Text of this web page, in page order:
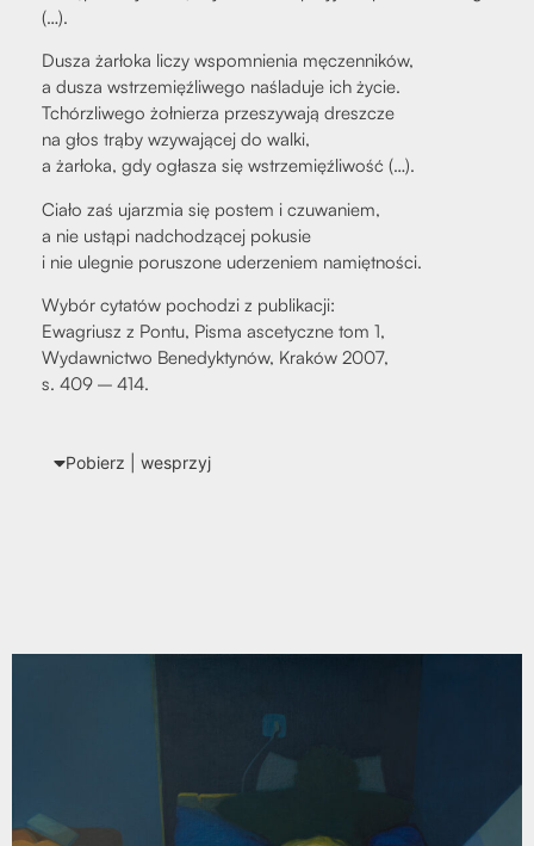
(…).
Dusza żar­ło­ka liczy wspo­mnie­nia męczen­ni­ków,
a dusza wstrze­mięź­li­we­go naśla­du­je ich życie.
Tchórz­li­we­go żoł­nie­rza prze­szy­wa­ją dresz­cze
na głos trą­by wzy­wa­ją­cej do wal­ki,
a żar­ło­ka, gdy ogła­sza się wstrze­mięź­li­wość (…).
Cia­ło zaś ujarz­mia się postem i czu­wa­niem,
a nie ustą­pi nad­cho­dzą­cej poku­sie
i nie ule­gnie poru­szo­ne ude­rze­niem namięt­no­ści.
Wybór cyta­tów pocho­dzi z publi­ka­cji:
Ewa­griusz z Pon­tu, Pisma asce­tycz­ne tom 1,
Wydaw­nic­two Bene­dyk­ty­nów, Kra­ków 2007,
s. 409 – 414.
Pobierz | wes­przyj